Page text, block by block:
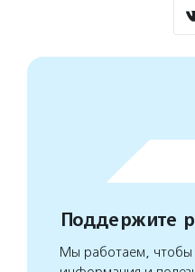
Поддержите
Мы работаем, чтобы